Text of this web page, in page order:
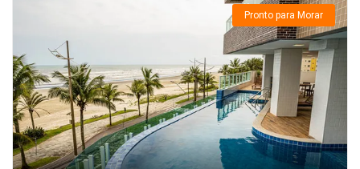
Pronto para Morar